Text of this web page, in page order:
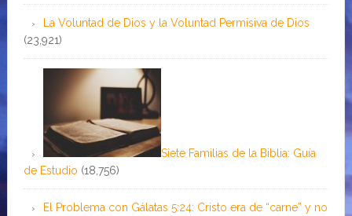
La Voluntad de Dios y la Voluntad Permisiva de Dios
(23,921)
Siete Familias de la Biblia: Guía
de Estudio (18,756)
El Problema con Gálatas 5:24: Cristo era de “carne” y no